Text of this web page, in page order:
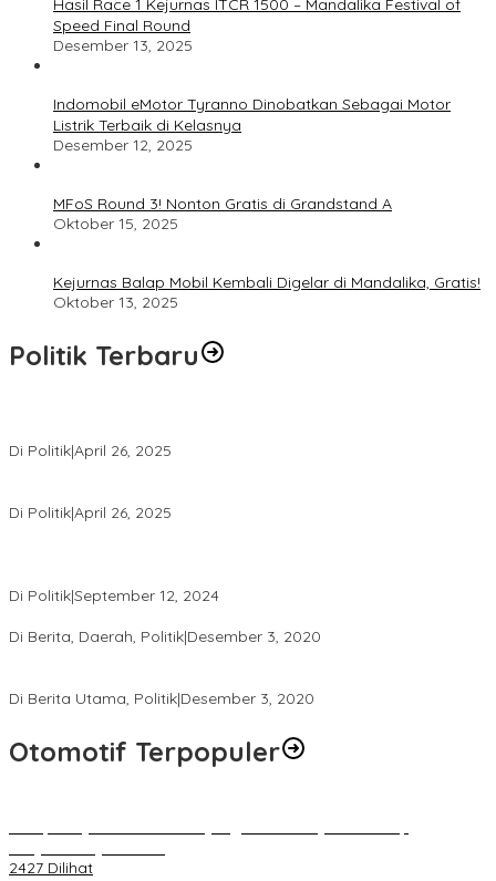
Hasil Race 1 Kejurnas ITCR 1500 – Mandalika Festival of
Speed Final Round
Desember 13, 2025
Indomobil eMotor Tyranno Dinobatkan Sebagai Motor
Listrik Terbaik di Kelasnya
Desember 12, 2025
MFoS Round 3! Nonton Gratis di Grandstand A
Oktober 15, 2025
Kejurnas Balap Mobil Kembali Digelar di Mandalika, Gratis!
Oktober 13, 2025
Politik Terbaru
Di Politik|April 26, 2025
Di Politik|April 26, 2025
Di Politik|September 12, 2024
Di Berita, Daerah, Politik|Desember 3, 2020
Di Berita Utama, Politik|Desember 3, 2020
Otomotif Terpopuler
2427 Dilihat